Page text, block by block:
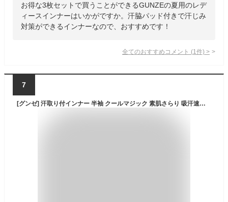
お得な3枚セットで買うことができるGUNZEの夏用のレデ
ィースインナーはいかがですか。汗脇パッド付きで汗じみ
対策ができるインナーなので、おすすめです！
全てのおすすめコメント (1 件) >
7
[グンゼ] 汗取り付インナー 半袖 クールマジック 素肌さらり 吸汗速乾 汗消臭 ひびきにくい MC7151N レディース ブラック M